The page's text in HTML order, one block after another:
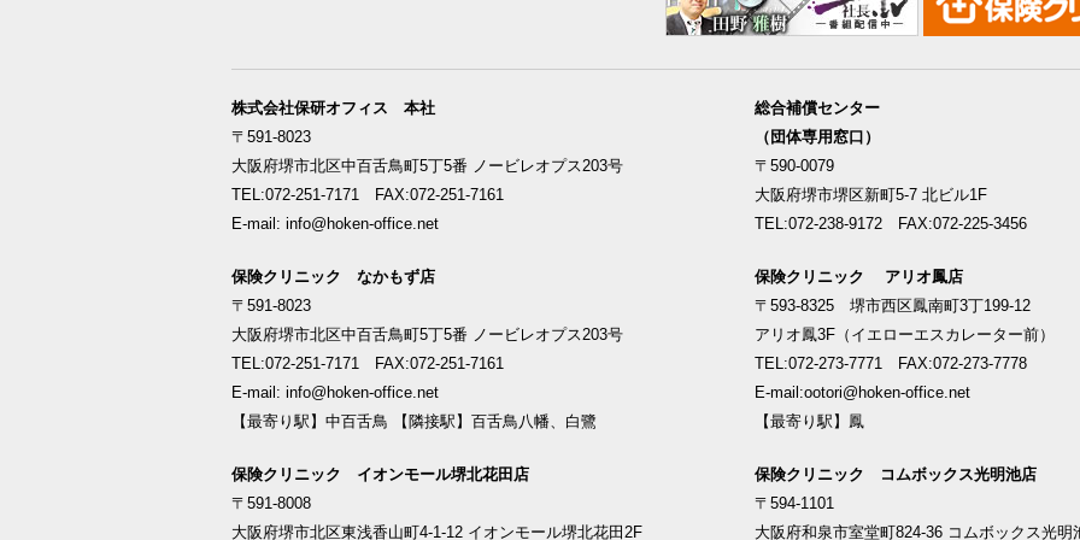
株式会社保研オフィス 本社
〒591-8023
大阪府堺市北区中百舌鳥町5丁5番 ノービレオプス203号
TEL:072-251-7171 FAX:072-251-7161
E-mail: info@hoken-office.net
保険クリニック なかもず店
〒591-8023
大阪府堺市北区中百舌鳥町5丁5番 ノービレオプス203号
TEL:072-251-7171 FAX:072-251-7161
E-mail: info@hoken-office.net
【最寄り駅】中百舌鳥 【隣接駅】百舌鳥八幡、白鷺
総合補償センター
（団体専用窓口）
〒590-0079
大阪府堺市堺区新町5-7 北ビル1F
TEL:072-238-9172 FAX:072-225-3456
保険クリニック アリオ鳳店
〒593-8325 堺市西区鳳南町3丁199-12
アリオ鳳3F（イエローエスカレーター前）
TEL:072-273-7771 FAX:072-273-7778
E-mail:ootori@hoken-office.net
【最寄り駅】鳳
保険クリニック イオンモール堺北花田店
〒591-8008
大阪府堺市北区東浅香山町4-1-12 イオンモール堺北花田2F
保険クリニック コムボックス光明池店
〒594-1101
大阪府和泉市室堂町824-36 コムボックス光明